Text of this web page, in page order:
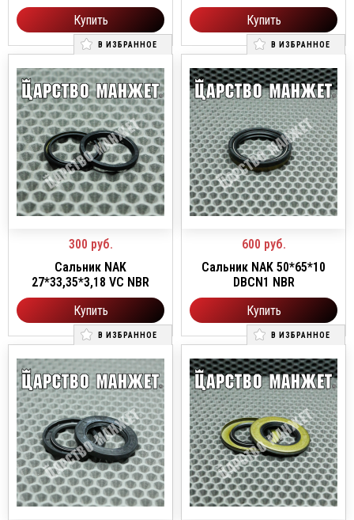
Купить
Купить
В ИЗБРАННОЕ
300 руб.
Сальник NAK
27*33,35*3,18 VC NBR
Купить
В ИЗБРАННОЕ
600 руб.
Сальник NAK 50*65*10
DBCN1 NBR
Купить
В ИЗБРАННОЕ В ИЗБРАННОЕ